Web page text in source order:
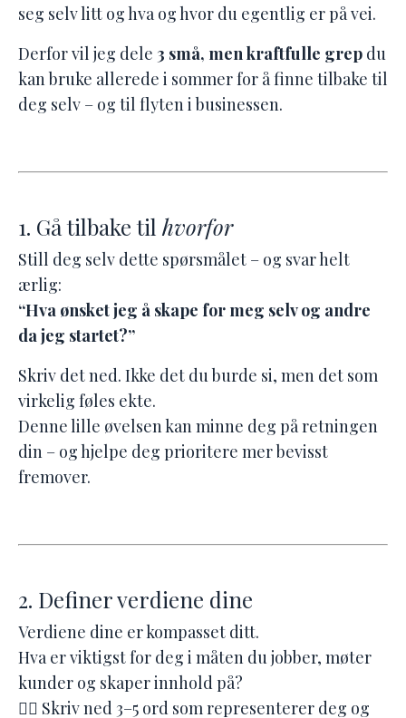
seg selv litt og hva og hvor du egentlig er på vei.
Derfor vil jeg dele 3 små, men kraftfulle grep du
kan bruke allerede i sommer for å finne tilbake til
deg selv – og til flyten i businessen.
1. Gå tilbake til hvorfor
Still deg selv dette spørsmålet – og svar helt
ærlig:
“Hva ønsket jeg å skape for meg selv og andre
da jeg startet?”
Skriv det ned. Ikke det du burde si, men det som
virkelig føles ekte.
Denne lille øvelsen kan minne deg på retningen
din – og hjelpe deg prioritere mer bevisst
fremover.
2. Definer verdiene dine
Verdiene dine er kompasset ditt.
Hva er viktigst for deg i måten du jobber, møter
kunder og skaper innhold på?
👉🏻 Skriv ned 3–5 ord som representerer deg og